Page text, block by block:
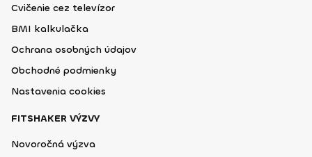
Cvičenie cez televízor
BMI kalkulačka
Ochrana osobných údajov
Obchodné podmienky
Nastavenia cookies
FITSHAKER VÝZVY
Novoročná výzva